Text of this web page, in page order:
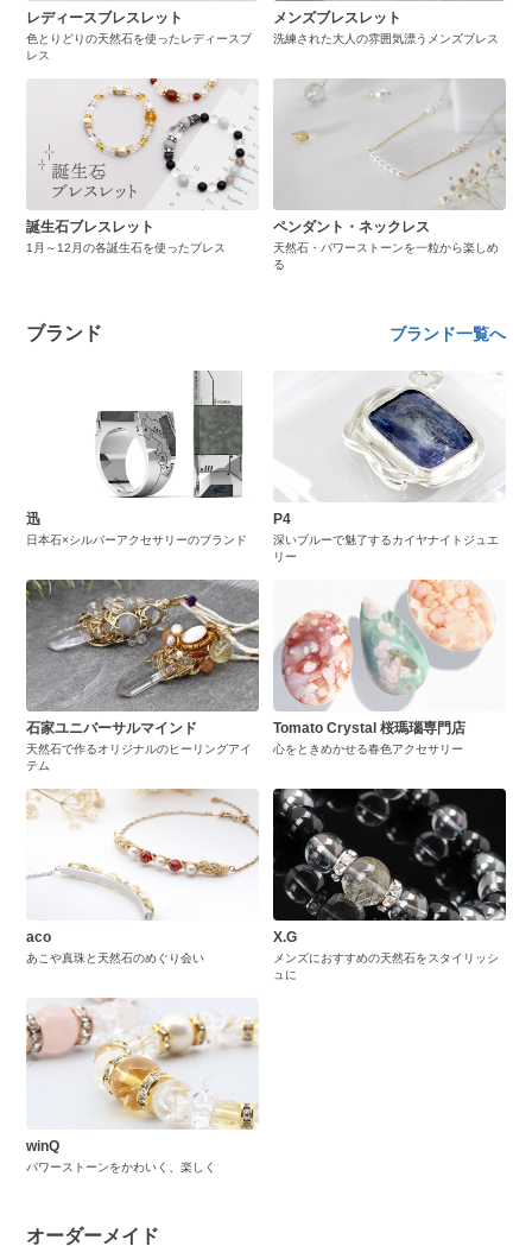
レディースブレスレット
色とりどりの天然石を使ったレディースブ
レス
メンズブレスレット
洗練された大人の雰囲気漂うメンズブレス
誕生石ブレスレット
1月～12月の各誕生石を使ったブレス
ペンダント・ネックレス
天然石・パワーストーンを一粒から楽しめ
る
ブランド ブランド一覧へ
迅
日本石×シルバーアクセサリーのブランド
P4
深いブルーで魅了するカイヤナイトジュエ
リー
石家ユニバーサルマインド
天然石で作るオリジナルのヒーリングアイ
テム
Tomato Crystal 桜瑪瑙専門店
心をときめかせる春色アクセサリー
aco
あこや真珠と天然石のめぐり会い
X.G
メンズにおすすめの天然石をスタイリッシ
ュに
winQ
パワーストーンをかわいく、楽しく
オーダーメイド